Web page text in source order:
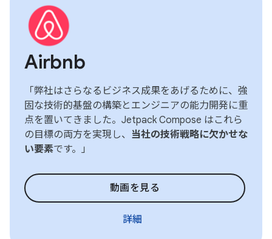
Airbnb
「弊社はさらなるビジネス成果をあげるために、強
固な技術的基盤の構築とエンジニアの能力開発に重
点を置いてきました。Jetpack Compose はこれら
の目標の両方を実現し、 当社の技術戦略に欠かせな
い要素です。」
動画を見る
詳細